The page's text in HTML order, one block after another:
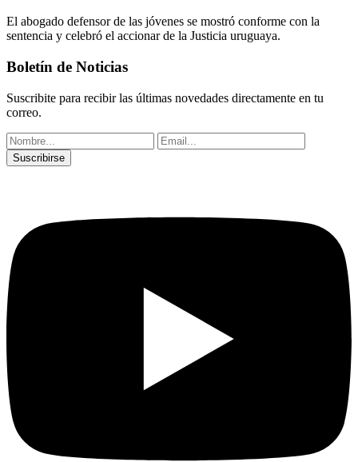
El abogado defensor de las jóvenes se mostró conforme con la
sentencia y celebró el accionar de la Justicia uruguaya.
Boletín de Noticias
Suscribite para recibir las últimas novedades directamente en tu
correo.
Suscribirse